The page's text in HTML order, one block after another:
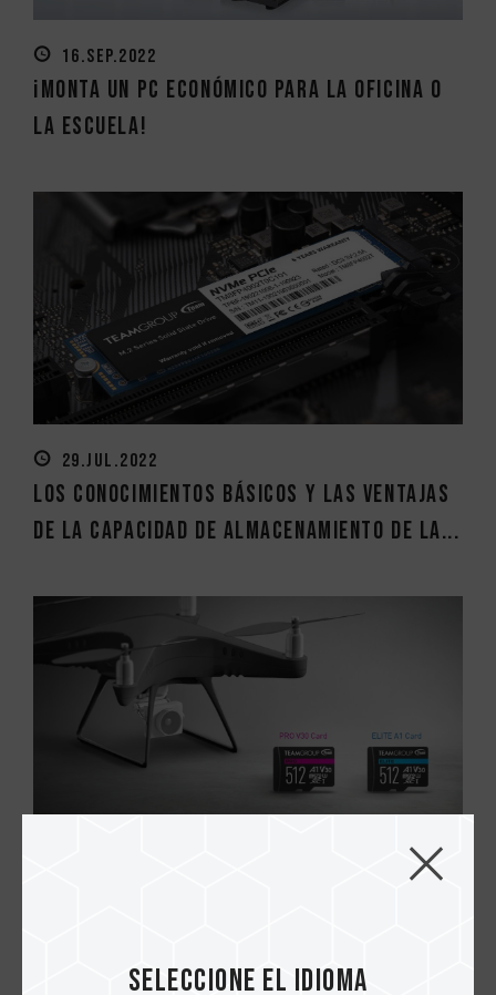
16.SEP.2022
¡Monta un PC económico para la oficina o
la escuela!
29.JUL.2022
Los conocimientos básicos y las ventajas
de la capacidad de almacenamiento de la...
Seleccione el idioma